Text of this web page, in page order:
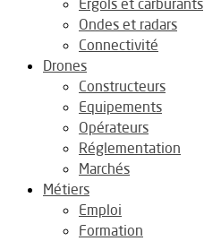
Ergols et carburants
Ondes et radars
Connectivité
Drones
Constructeurs
Equipements
Opérateurs
Réglementation
Marchés
Métiers
Emploi
Formation